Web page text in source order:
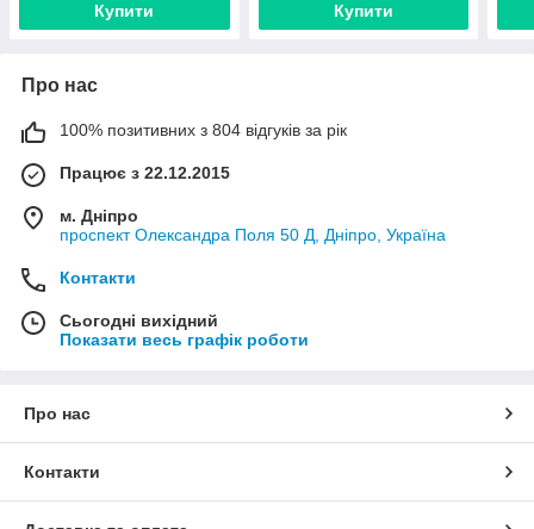
Купити Купити
Про нас
100% позитивних з 804 відгуків за рік
Працює з 22.12.2015
м. Дніпро
проспект Олександра Поля 50 Д, Дніпро, Україна
Контакти
Сьогодні вихідний
Показати весь графік роботи
Про нас
Контакти